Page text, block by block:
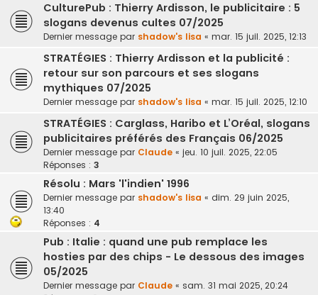
CulturePub : Thierry Ardisson, le publicitaire : 5
slogans devenus cultes 07/2025
Dernier message par shadow's lisa « mar. 15 juil. 2025, 12:13
STRATÉGIES : Thierry Ardisson et la publicité :
retour sur son parcours et ses slogans
mythiques 07/2025
Dernier message par shadow's lisa « mar. 15 juil. 2025, 12:10
STRATÉGIES : Carglass, Haribo et L’Oréal, slogans
publicitaires préférés des Français 06/2025
Dernier message par Claude « jeu. 10 juil. 2025, 22:05
Réponses : 3
Résolu : Mars 'l'indien' 1996
Dernier message par shadow's lisa « dim. 29 juin 2025,
13:40
Réponses : 4
Pub : Italie : quand une pub remplace les
hosties par des chips - Le dessous des images
05/2025
Dernier message par Claude « sam. 31 mai 2025, 20:24